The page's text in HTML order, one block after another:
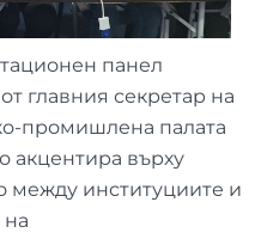
панел
главния секретар на
промишлена палата
акцентира върху
между институциите и
на